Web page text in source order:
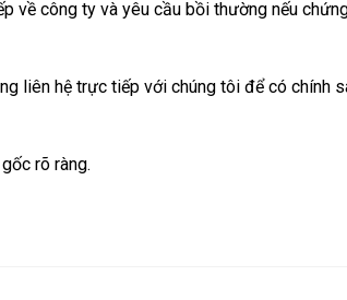
về công ty và yêu cầu bồi thường nếu
liên hệ trực tiếp với chúng tôi để có chính
rõ ràng.